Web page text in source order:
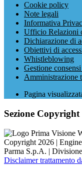
Cookie policy
Note legali
Informativa
Ufficio Relazioni
Dichiarazione di
Obiettivi di
Whistleblowing
Gestione
Amministrazione
Pagina
Sezione Copyright
Copyright 2026 |
Parma S.p.A. |
Disclaimer trattamento